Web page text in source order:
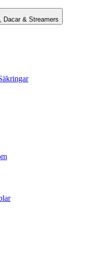
Dacar & Streamers